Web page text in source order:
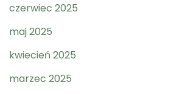
czerwiec 2025
maj 2025
kwiecień 2025
marzec 2025